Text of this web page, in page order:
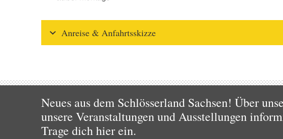
Anreise & Anfahrtsskizze
Neues aus dem Schlösserland Sachsen! Über
unsere Veranstaltungen und Ausstellungen
Trage dich hier ein.